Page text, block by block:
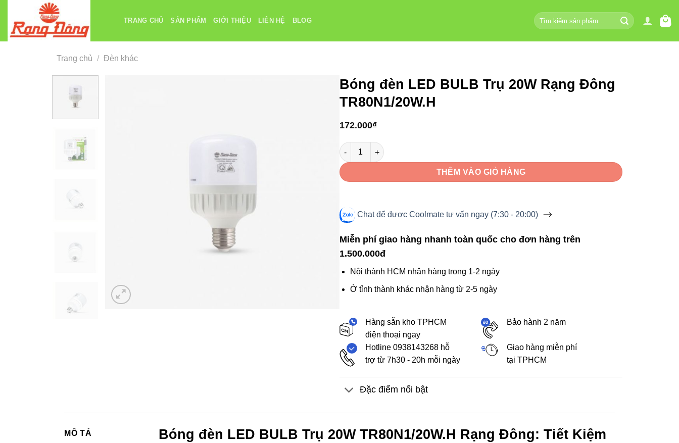
dung
TRANG CHỦ SẢN PHẨM GIỚI THIỆU LIÊN HỆ BLOG
Tìm
kiếm:
Trang chủ / Đèn khác
Bóng đèn LED BULB Trụ 20W Rạng Đông
TR80N1/20W.H
172.000₫
Bóng đèn LED BULB Trụ 20W Rạng Đông TR80N1/20W.H số lượng
THÊM VÀO GIỎ HÀNG
Chat để được Coolmate tư vấn ngay (7:30 - 20:00)
Miễn phí giao hàng nhanh toàn quốc cho đơn hàng trên
1.500.000đ
Nội thành HCM nhận hàng trong 1-2 ngày
Ở tỉnh thành khác nhận hàng từ 2-5 ngày
Hàng sẵn kho TPHCM
điện thoại ngay
Bảo hành 2 năm
Hotline 0938143268 hỗ
trợ từ 7h30 - 20h mỗi ngày
Giao hàng miễn phí
tại TPHCM
Đặc điểm nổi bật
MÔ TẢ
Bóng đèn LED BULB Trụ 20W TR80N1/20W.H Rạng Đông: Tiết Kiệm